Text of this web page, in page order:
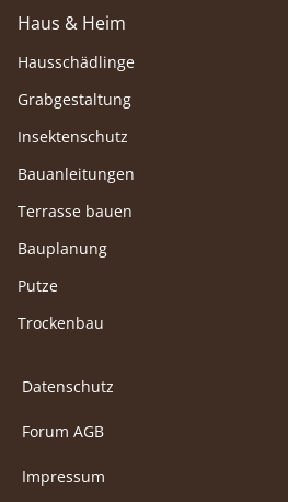
Haus & Heim
Hausschädlinge
Grabgestaltung
Insektenschutz
Bauanleitungen
Terrasse bauen
Bauplanung
Putze
Trockenbau
Datenschutz
Forum AGB
Impressum